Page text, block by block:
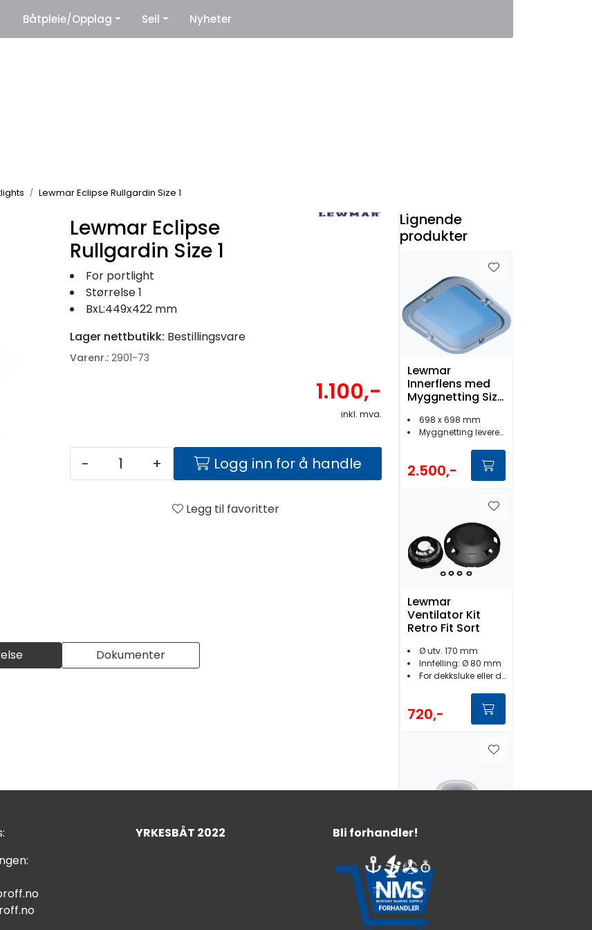
Leverandører
Båtpleie/Opplag Seil Nyheter
Lewmar Eclipse Rullgardin Size 1
Dokumenter
Lewmar Eclipse
Rullgardin Size 1
For portlight
Størrelse 1
BxL:449x422 mm
Lager nettbutikk: Bestillingsvare
Varenr.: 2901-73
1.100,-
inkl. mva.
- + Logg inn for å handle
Legg til favoritter
Lignende
produkter
Lewmar
Innerflens med
Myggnetting Size
698 x 698 mm
Myggnetting leveres med
2.500,-
Lewmar
Ventilator Kit
Retro Fit Sort
Ø utv. 170 mm
Innfelling: Ø 80 mm
For dekksluke eller dekk
720,-
Lewmar
Innerflens C88
Ventilator
For Lewmar dekksventilator
ØxH: 105 x 88 mm
YRKESBÅT 2022 Bli forhandler!